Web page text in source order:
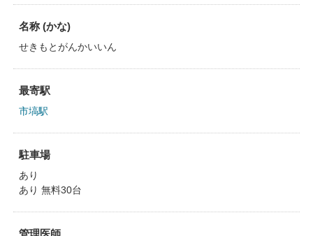
名称 (かな)
せきもとがんかいいん
最寄駅
市塙駅
駐車場
あり
あり 無料30台
管理医師